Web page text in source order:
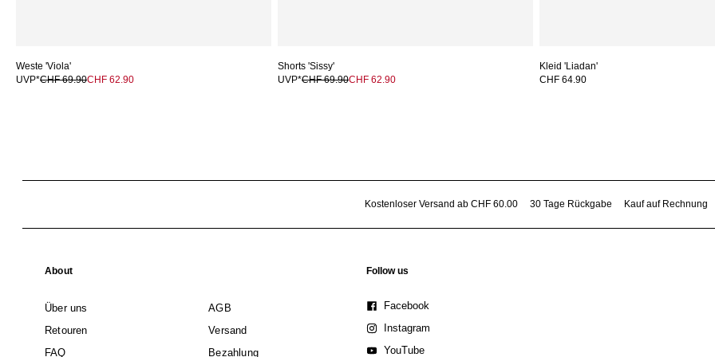
Weste 'Viola'
UVP*CHF 69.90CHF 62.90
Shorts 'Sissy'
UVP*CHF 69.90CHF 62.90
Kleid 'Liadan'
CHF 64.90
Kostenloser Versand ab CHF 60.00 30 Tage Rückgabe Kauf auf Rechnung
About
Über uns
AGB
Retouren
Versand
FAQ
Bezahlung
Follow us
Facebook
Instagram
YouTube